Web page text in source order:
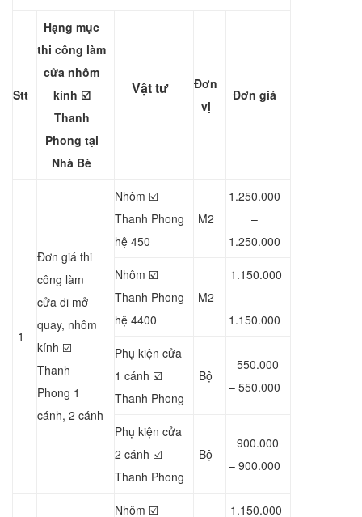
Stt
Hạng mục
thi công làm
cửa nhôm
kính ☑️
Thanh
Phong tại
Nhà Bè
Vật tư
Đơn
vị
Đơn giá
1
Đơn giá thi
công làm
cửa đi mở
quay, nhôm
kính ☑️
Thanh
Phong 1
cánh, 2 cánh
Nhôm ☑️
Thanh Phong
hệ 450
M2
1.250.000
–
1.250.000
Nhôm ☑️
Thanh Phong
hệ 4400
M2
1.150.000
–
1.150.000
Phụ kiện cửa
1 cánh ☑️
Thanh Phong
Bộ
550.000
– 550.000
Phụ kiện cửa
2 cánh ☑️
Thanh Phong
Bộ
900.000
– 900.000
Nhôm ☑️ 1.150.000